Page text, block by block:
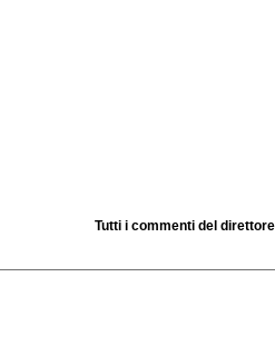
Tutti i commenti del direttore